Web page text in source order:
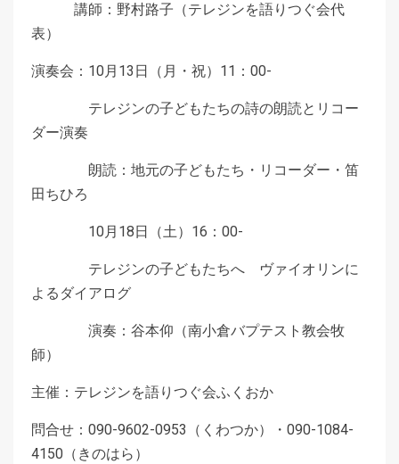
講師：野村路子（テレジンを語りつぐ会代
表）
演奏会：10月13日（月・祝）11：00-
テレジンの子どもたちの詩の朗読とリコー
ダー演奏
朗読：地元の子どもたち・リコーダー・笛
田ちひろ
10月18日（土）16：00-
テレジンの子どもたちへ ヴァイオリンに
よるダイアログ
演奏：谷本仰（南小倉バプテスト教会牧
師）
主催：テレジンを語りつぐ会ふくおか
問合せ：090-9602-0953（くわつか）・090-1084-
4150（きのはら）